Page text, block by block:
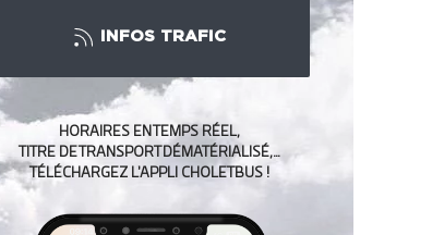
INFOS TRAFIC
HORAIRES EN TEMPS RÉEL,
TITRE DE TRANSPORT DÉMATÉRIALISÉ,…
TÉLÉCHARGEZ L’APPLI CHOLETBUS !